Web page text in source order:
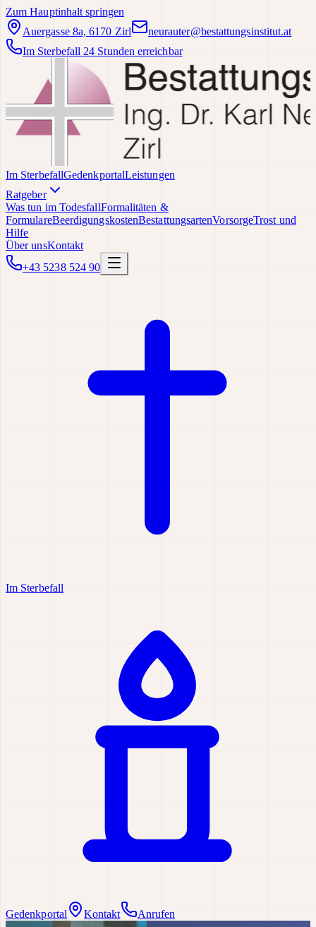
Zum Hauptinhalt springen
Auergasse 8a, 6170 Zirl
neurauter@bestattungsinstitut.at
Im Sterbefall 24 Stunden erreichbar
Im SterbefallGedenkportalLeistungen
Ratgeber
Was tun im TodesfallFormalitäten &
FormulareBeerdigungskostenBestattungsartenVorsorgeTrost und
Hilfe
Über unsKontakt
+43 5238 524 90
Im Sterbefall
Gedenkportal Kontakt Anrufen